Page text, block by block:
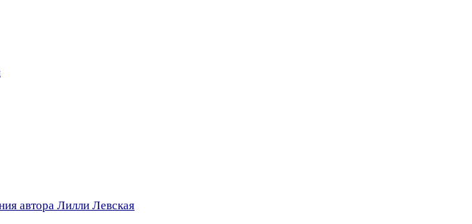
автора Лилли Левская